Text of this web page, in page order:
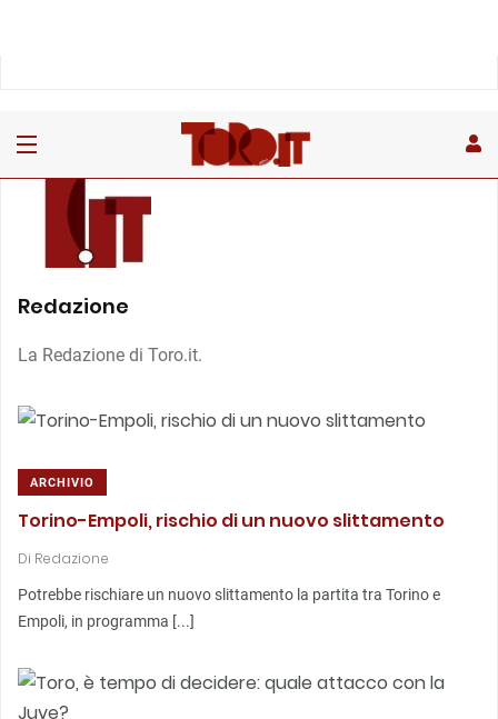
Redazione
La Redazione di Toro.it.
ARCHIVIO
Torino-Empoli, rischio di un nuovo slittamento
Di Redazione
Potrebbe rischiare un nuovo slittamento la partita tra Torino e
Empoli, in programma [...]